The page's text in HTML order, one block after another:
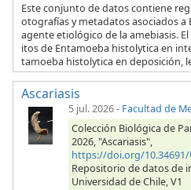
Este conjunto de datos contiene
otografías y metadatos asociados a
agente etiológico de la amebiasis.
itos de Entamoeba histolytica en
tamoeba histolytica en deposición,
Ascariasis
5 jul. 2026- Facultad de
Colección Biológica de
2026, "Ascariasis",
https://doi.org/10.34691/
Repositorio de datos de
Universidad de Chile, V1